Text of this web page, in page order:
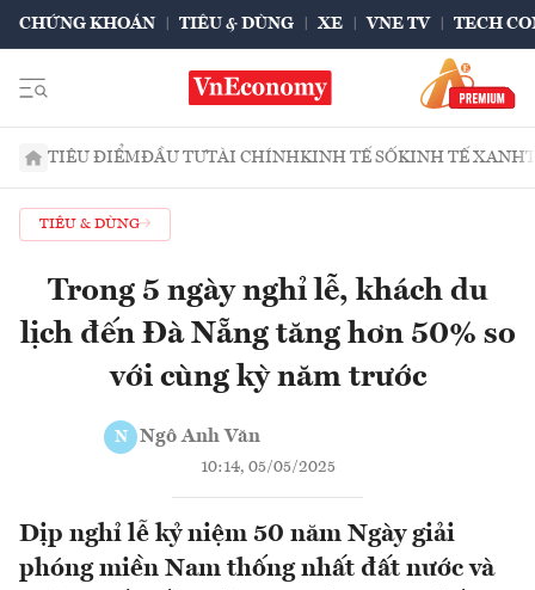
CHỨNG KHOÁN TIÊU & DÙNG XE VNE TV TECH
TIÊU ĐIỂMĐẦU TƯTÀI CHÍNHKINH TẾ SỐKINH TẾ XANH
TIÊU & DÙNG
Trong 5 ngày nghỉ lễ, khách du
lịch đến Đà Nẵng tăng hơn 50% so
với cùng kỳ năm trước
N Ngô Anh Văn
10:14, 05/05/2025
Dịp nghỉ lễ kỷ niệm 50 năm Ngày giải
phóng miền Nam thống nhất đất nước và